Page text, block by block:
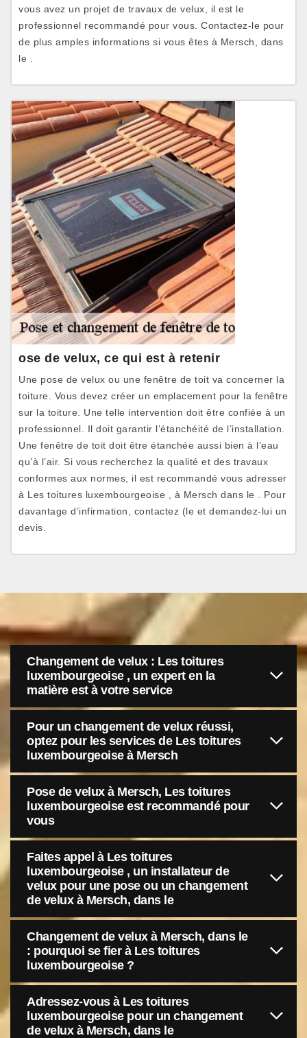
vous avez un projet de travaux de velux, il est le
professionnel recommandé pour vous. Contactez-le pour
de plus amples informations si vous êtes à Mersch, dans
le .
ose de velux, ce qui est à retenir
Une pose de velux ou une fenêtre de toit va concerner la
toiture. Vous devez créer un emplacement pour la fenêtre
sur la toiture. Une telle intervention doit être confiée à un
professionnel. Il doit garantir l’étanchéité de l’installation.
Une fenêtre de toit doit être étanchée aussi bien à l’eau
qu’à l’air. Si vous recherchez la qualité et des travaux
conformes aux normes, il est recommandé vous adresser
à Les toitures luxembourgeoise , à Mersch dans le . Pour
davantage d’infirmation, contactez (le et demandez-lui un
devis.
Changement de velux : Les toitures
luxembourgeoise , un expert en la
matière est à votre service
Pour un changement de velux réussi,
optez pour les services de Les toitures
luxembourgeoise à Mersch
Pose de velux à Mersch, Les toitures
luxembourgeoise est recommandé pour
vous
Faites appel à Les toitures
luxembourgeoise , un installateur de
velux pour une pose ou un changement
de velux à Mersch, dans le
Changement de velux à Mersch, dans le
: pourquoi se fier à Les toitures
luxembourgeoise ?
Adressez-vous à Les toitures
luxembourgeoise pour un changement
de velux à Mersch, dans le